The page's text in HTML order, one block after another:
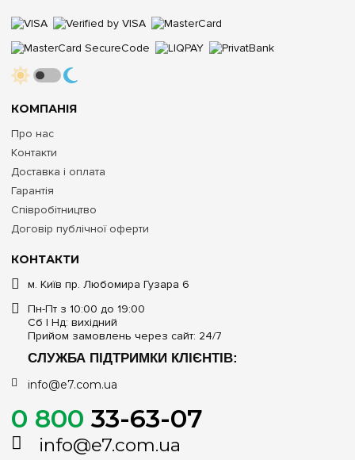
КОНТАКТИ
м. Київ пр. Любомира Гузара 6
Пн-Пт з 10:00 до 19:00
Сб | Нд: вихідний
Прийом замовлень через сайт: 24/7
СЛУЖБА ПІДТРИМКИ КЛІЄНТІВ:
info@e7.com.ua
0 800 33-63-07
info@e7.com.ua
КОМПАНІЯ
Про нас
Контакти
Доставка і оплата
Гарантія
Співробітництво
Договір публічної оферти